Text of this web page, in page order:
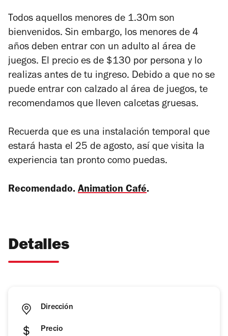
Todos aquellos menores de 1.30m son
bienvenidos. Sin embargo, los menores de 4
años deben entrar con un adulto al área de
juegos. El precio es de $130 por persona y lo
realizas antes de tu ingreso. Debido a que no se
puede entrar con calzado al área de juegos, te
recomendamos que lleven calcetas gruesas.
Recuerda que es una instalación temporal que
estará hasta el 25 de agosto, así que visita la
experiencia tan pronto como puedas.
Recomendado. Animation Café.
Detalles
Dirección
Precio